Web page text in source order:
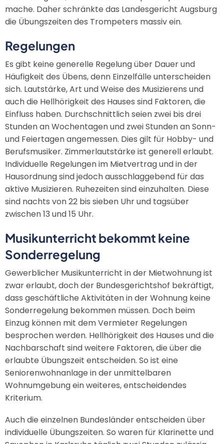
mache. Daher schränkte das Landesgericht Augsburg
die Übungszeiten des Trompeters massiv ein.
Regelungen
Es gibt keine generelle Regelung über Dauer und
Häufigkeit des Übens, denn Einzelfälle unterscheiden
sich. Lautstärke, Art und Weise des Musizierens und
auch die Hellhörigkeit des Hauses sind Faktoren, die
Einfluss haben. Durchschnittlich seien zwei bis drei
Stunden an Wochentagen und zwei Stunden an Sonn-
und Feiertagen angemessen. Dies gilt für Hobby- und
Berufsmusiker. Zimmerlautstärke ist generell erlaubt.
Individuelle Regelungen im Mietvertrag und in der
Hausordnung sind jedoch ausschlaggebend für das
aktive Musizieren. Ruhezeiten sind einzuhalten. Diese
sind nachts von 22 bis sieben Uhr und tagsüber
zwischen 13 und 15 Uhr.
Musikunterricht bekommt keine
Sonderregelung
Gewerblicher Musikunterricht in der Mietwohnung ist
zwar erlaubt, doch der Bundesgerichtshof bekräftigt,
dass geschäftliche Aktivitäten in der Wohnung keine
Sonderregelung bekommen müssen. Doch beim
Einzug können mit dem Vermieter Regelungen
besprochen werden. Hellhörigkeit des Hauses und die
Nachbarschaft sind weitere Faktoren, die über die
erlaubte Übungszeit entscheiden. So ist eine
Seniorenwohnanlage in der unmittelbaren
Wohnumgebung ein weiteres, entscheidendes
Kriterium.
Auch die einzelnen Bundesländer entscheiden über
individuelle Übungszeiten. So waren für Klarinette und